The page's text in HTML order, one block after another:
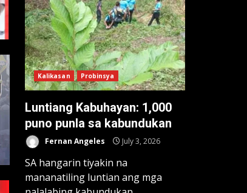
Kalikasan Probinsya
Luntiang Kabuhayan: 1,000
puno punla sa kabundukan
Fernan Angeles July 3, 2026
SA hangarin tiyakin na
mananatiling luntian ang mga